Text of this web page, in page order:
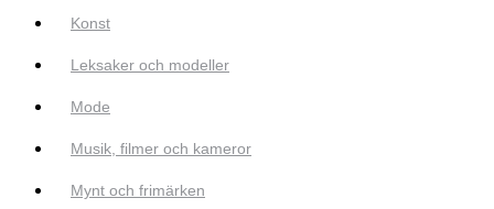
Konst
Leksaker och modeller
Mode
Musik, filmer och kameror
Mynt och frimärken